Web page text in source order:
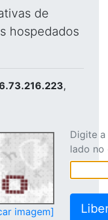
de
hospedados
,
imagem]
Digite
lado no